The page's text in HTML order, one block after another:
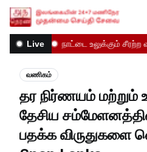
Live நாட்டை உலுக்கும் சீரற்ற
வணிகம்
தர நிர்ணயம் மற்றும் உற்பத்திதிறன்
தேசிய
பதக்க விருதுகளை